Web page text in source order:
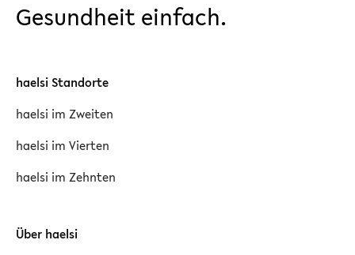
Gesundheit einfach.
haelsi Standorte
haelsi im Zweiten
haelsi im Vierten
haelsi im Zehnten
Über haelsi